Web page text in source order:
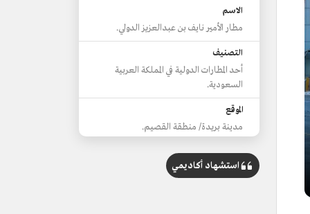
الاسم
مطار الأمير نايف بن عبدالعزيز الدولي.
التصنيف
أحد المطارات الدولية في المملكة العربية
السعودية.
الموقع
مدينة بريدة/ منطقة القصيم.
المساحة
0.0055 كم2.
استشهاد أكاديمي